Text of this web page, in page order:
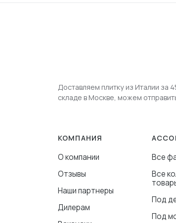
Доставляем плитку из Италии за
складе в Москве, можем
КОМПАНИЯ
О компании
Отзывы
Наши партнеры
Дилерам
Все
Все
Под
Под